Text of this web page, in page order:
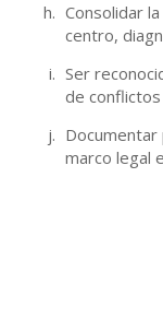
Consolidar
centro,
Ser
de conflictos
marco legal